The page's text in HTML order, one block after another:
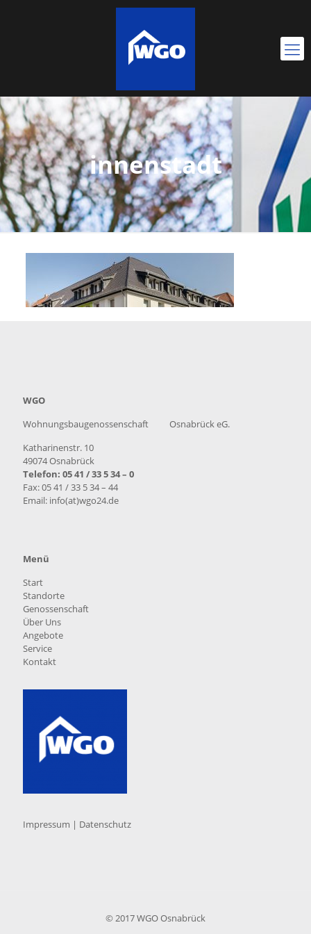
innenstadt
WGO
Wohnungsbaugenossenschaft Osnabrück eG.
Katharinenstr. 10
49074 Osnabrück
Telefon: 05 41 / 33 5 34 – 0
Fax: 05 41 / 33 5 34 – 44
Email: info(at)wgo24.de
Menü
Start
Standorte
Genossenschaft
Über Uns
Angebote
Service
Kontakt
Impressum | Datenschutz
© 2017 WGO Osnabrück